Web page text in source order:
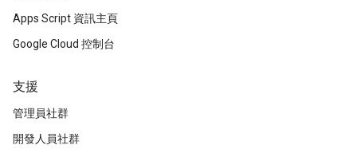
Apps Script 資訊主頁
Google Cloud 控制台
支援
管理員社群
開發人員社群